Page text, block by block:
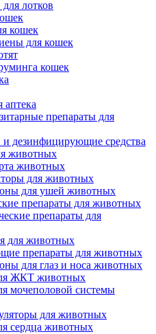
лотков
кошек
для кошек
кошек
аптека
препараты для
дезинфицирующие средства
животных
животных
для животных
для ушей животных
препараты для животных
препараты для
для животных
препараты для животных
для глаз и носа животных
ЖКТ животных
мочеполовой системы
для животных
сердца животных